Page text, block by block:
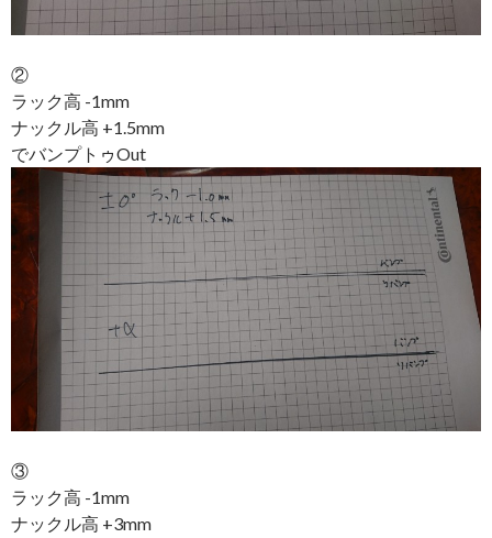
②
ラック高 -1mm
ナックル高 +1.5mm
でバンプトゥOut
③
ラック高 -1mm
ナックル高 +3mm